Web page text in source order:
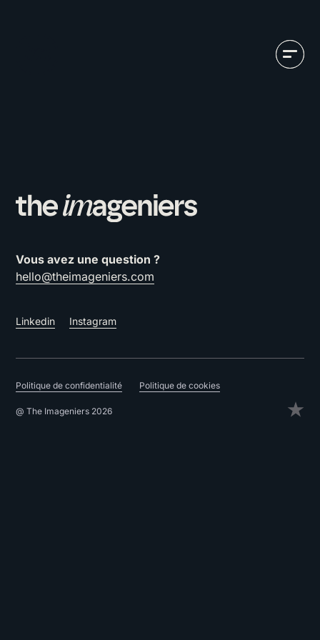
Vous avez une question ?
hello@theimageniers.com
Linkedin Instagram
Politique de confidentialité Politique de cookies
@ The Imageniers 2026